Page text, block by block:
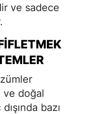
ve sadece
ve doğal
bazı